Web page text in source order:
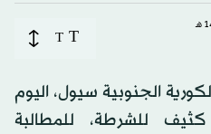
T
T
الجنوبية سيول، اليوم
للشرطة، للمطالبة